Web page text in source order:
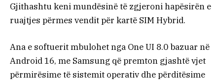
Gjithashtu keni mundësinë të zgjeroni hapësirën e
ruajtjes përmes vendit për kartë SIM Hybrid.
Ana e softuerit mbulohet nga One UI 8.0 bazuar në
Android 16, me Samsung që premton gjashtë vjet
përmirësime të sistemit operativ dhe përditësime